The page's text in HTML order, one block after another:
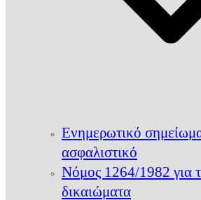
Ενημερωτικό
ασφαλιστικό
Νόμος 1264/1982 για
δικαιώματα